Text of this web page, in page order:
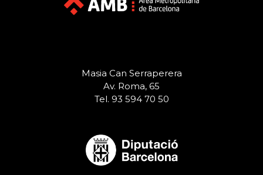
Masia Can Serraperera
Av. Roma, 65
Tel. 93 594 70 50